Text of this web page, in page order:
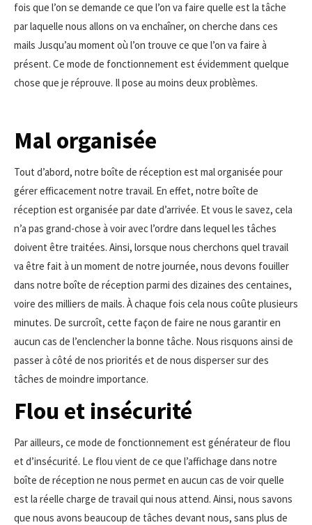
fois que l’on se demande ce que l’on va faire quelle est la tâche
par laquelle nous allons on va enchaîner, on cherche dans ces
mails Jusqu’au moment où l’on trouve ce que l’on va faire à
présent. Ce mode de fonctionnement est évidemment quelque
chose que je réprouve. Il pose au moins deux problèmes.
Mal organisée
Tout d’abord, notre boîte de réception est mal organisée pour
gérer efficacement notre travail. En effet, notre boîte de
réception est organisée par date d’arrivée. Et vous le savez, cela
n’a pas grand-chose à voir avec l’ordre dans lequel les tâches
doivent être traitées. Ainsi, lorsque nous cherchons quel travail
va être fait à un moment de notre journée, nous devons fouiller
dans notre boîte de réception parmi des dizaines des centaines,
voire des milliers de mails. À chaque fois cela nous coûte plusieurs
minutes. De surcroît, cette façon de faire ne nous garantir en
aucun cas de l’enclencher la bonne tâche. Nous risquons ainsi de
passer à côté de nos priorités et de nous disperser sur des
tâches de moindre importance.
Flou et insécurité
Par ailleurs, ce mode de fonctionnement est générateur de flou
et d’insécurité. Le flou vient de ce que l’affichage dans notre
boîte de réception ne nous permet en aucun cas de voir quelle
est la réelle charge de travail qui nous attend. Ainsi, nous savons
que nous avons beaucoup de tâches devant nous, sans plus de